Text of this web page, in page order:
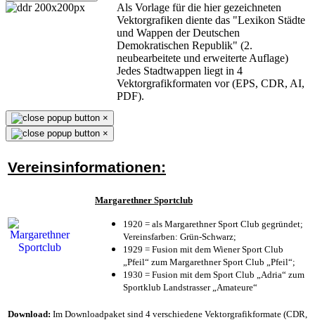
Als Vorlage für die hier gezeichneten
Vektorgrafiken diente das "Lexikon Städte
und Wappen der Deutschen
Demokratischen Republik" (2.
neubearbeitete und erweiterte Auflage)
Jedes Stadtwappen liegt in 4
Vektorgrafikformaten vor (EPS, CDR, AI,
PDF).
×
×
Vereinsinformationen:
Margarethner Sportclub
1920 = als Margarethner Sport Club gegründet;
Vereinsfarben: Grün-Schwarz;
1929 = Fusion mit dem Wiener Sport Club
„Pfeil“ zum Margarethner Sport Club „Pfeil“;
1930 = Fusion mit dem Sport Club „Adria“ zum
Sportklub Landstrasser „Amateure“
Download: Im Downloadpaket sind 4 verschiedene Vektorgrafikformate (CDR,